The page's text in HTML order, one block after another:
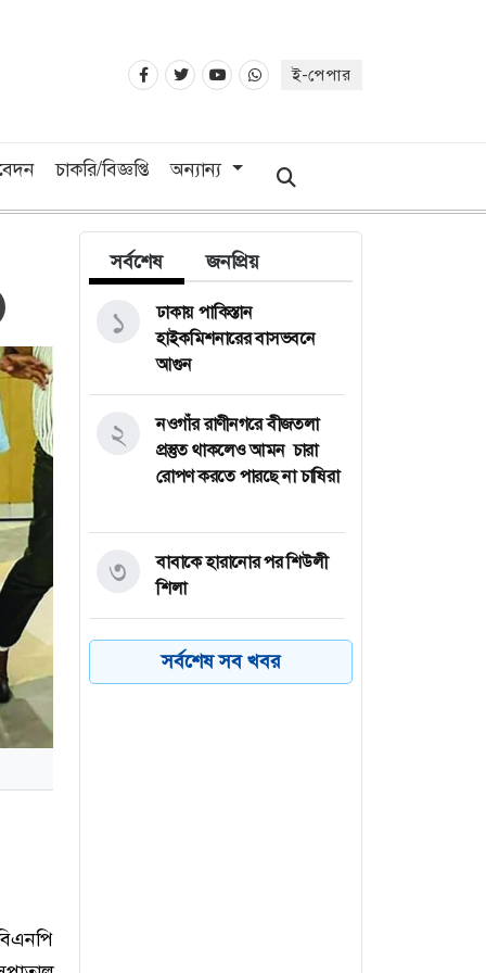
ই-পেপার
চাকরি/বিজ্ঞপ্তি অন্যান্য
সর্বশেষ জনপ্রিয়
ঢাকায় পাকিস্তান
হাইকমিশনারের বাসভবনে
আগুন
১
নওগাঁর রাণীনগরে বীজতলা
প্রস্তুত থাকলেও আমন চারা
রোপণ করতে পারছে না চাষিরা
২
বাবাকে হারানোর পর শিউলী
শিলা
৩
পাবনার চাটমোহরে
ইভটিজিংয়ের অভিযোগে
সর্বশেষ সব খবর